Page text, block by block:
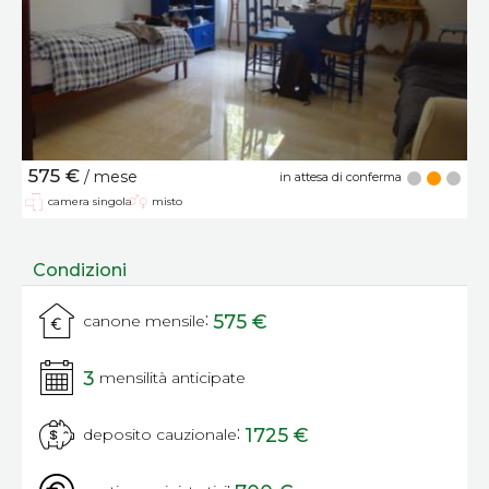
575 € / mese in attesa di conferma
camera singola misto
Condizioni
canone mensile: 575 €
3 mensilità anticipate
deposito cauzionale: 1725 €